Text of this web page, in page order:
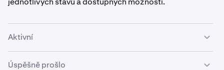
Aktivní
Váš účet je aktivní a obchodování je povoleno. Jde o
Úspěšně prošlo